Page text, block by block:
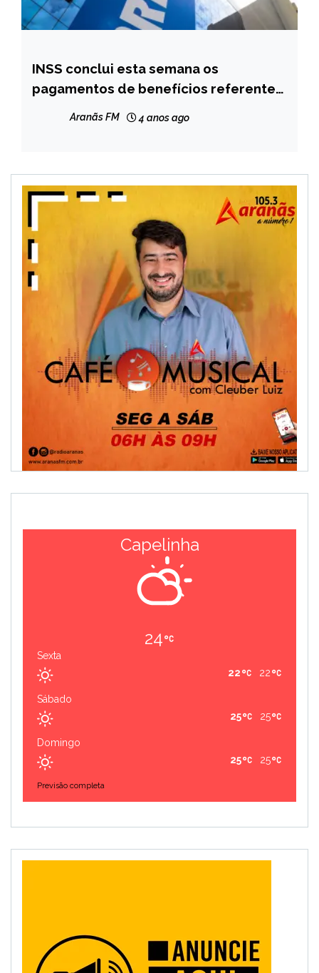
BRASIL
NOTÍCIAS
INSS conclui esta semana os
pagamentos de benefícios referentes
Aranãs FM 4 anos ago
Capelinha
24
Sexta
22
22
Sábado
25
25
Domingo
25
25
Previsão completa